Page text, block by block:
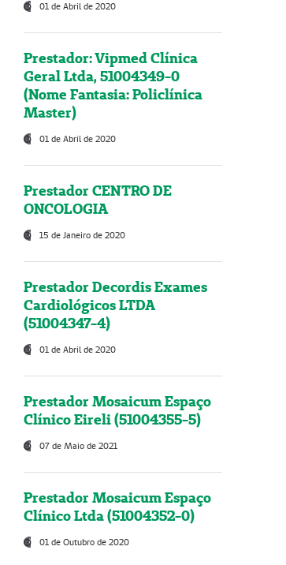
01 de Abril de 2020
Prestador: Vipmed Clínica
Geral Ltda, 51004349-0
(Nome Fantasia: Policlínica
Master)
01 de Abril de 2020
Prestador CENTRO DE
ONCOLOGIA
15 de Janeiro de 2020
Prestador Decordis Exames
Cardiológicos LTDA
(51004347-4)
01 de Abril de 2020
Prestador Mosaicum Espaço
Clínico Eireli (51004355-5)
07 de Maio de 2021
Prestador Mosaicum Espaço
Clínico Ltda (51004352-0)
01 de Outubro de 2020